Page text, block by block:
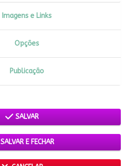
Imagens e Links
Opções
Publicação
SALVAR
SALVAR E FECHAR